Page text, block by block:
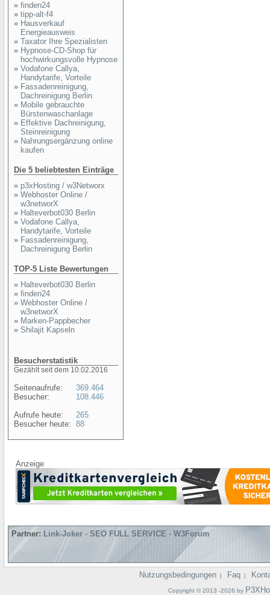
» finden24
» tipp-alt-f4
» Hausverkauf
Energieausweis
» Taxator Ihre Spezialisten
» Hypnose-CD-Shop für
hochwirkungsvolle Hypnose
» Vodafone Callya,
Handytarife, Vorteile
» Fassadenreinigung,
Dachreinigung Berlin
» Mobile gebrauchte
Bürstenwaschanlage
» Effektive Dachreinigung,
Steinreinigung
» Nahrungsergänzung online
kaufen
Die 5 beliebtesten Einträge
» p3xHosting / w3Networx
» Webhoster Online /
w3networX
» Halteverbot030 Berlin
» Vodafone Callya,
Handytarife, Vorteile
» Fassadenreinigung,
Dachreinigung Berlin
TOP-5 Liste Bewertungen
» Halteverbot030 Berlin
» finden24
» Webhoster Online /
w3networX
» Marken-Pappbecher
» Shilajit Kapseln
Besucherstatistik
Gezählt seit dem 10.02.2016
Seitenaufrufe:
Besucher:
Aufrufe heute:
Besucher heute:
369.464
108.446
265
88
Anzeige
Partner: Link-Joker - SEO FULL SERVICE - W3Forum
Nutzungsbedingungen | Faq |
Copyright © 2013 -2026 by